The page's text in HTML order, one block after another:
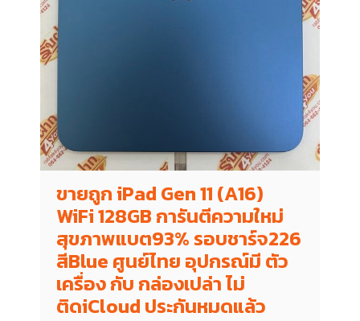
ขายถูก iPad Gen 11 (A16)
WiFi 128GB การันตีความใหม่
สุขภาพแบต93% รอบชาร์จ226
สีBlue ศูนย์ไทย อุปกรณ์มี ตัว
เครื่อง กับ กล่องเปล่า ไม่
ติดiCloud ประกันหมดแล้ว